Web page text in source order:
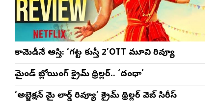
కామెడీనే ఆస్తి: ‘గట్ట కుస్తీ 2’OTT మూవి రివ్యూ
మైండ్ బ్లోయింగ్ క్రైమ్ థ్రిల్లర్.. ‘దంధా’
‘అబ్జెక్ష‌న్ మై లార్డ్ రివ్యూ’ క్రైమ్ థ్రిల్ల‌ర్ వెబ్ సిరీస్